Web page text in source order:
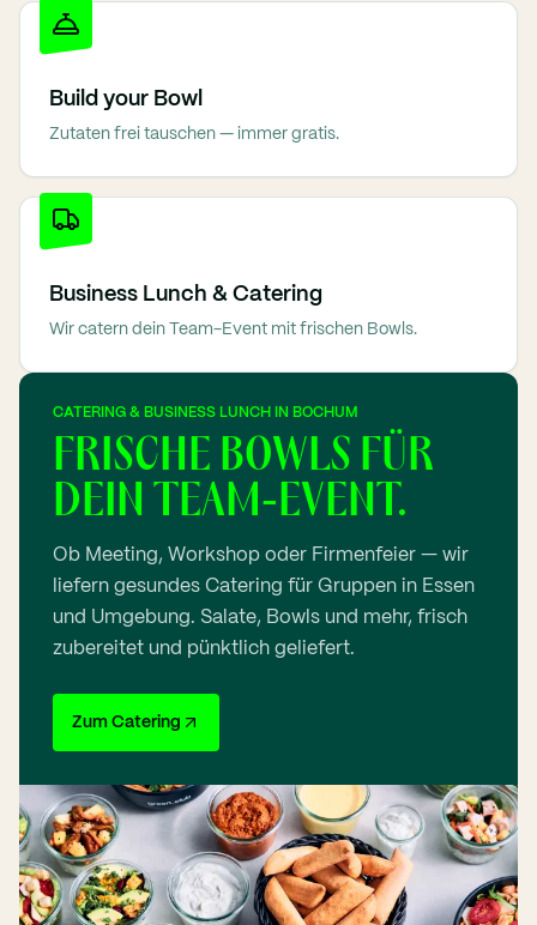
Build your Bowl
Zutaten frei tauschen — immer gratis.
Business Lunch & Catering
Wir catern dein Team-Event mit frischen Bowls.
CATERING & BUSINESS LUNCH IN BOCHUM
FRISCHE BOWLS FÜR
DEIN TEAM-EVENT.
Ob Meeting, Workshop oder Firmenfeier — wir
liefern gesundes Catering für Gruppen in Essen
und Umgebung. Salate, Bowls und mehr, frisch
zubereitet und pünktlich geliefert.
Zum Catering